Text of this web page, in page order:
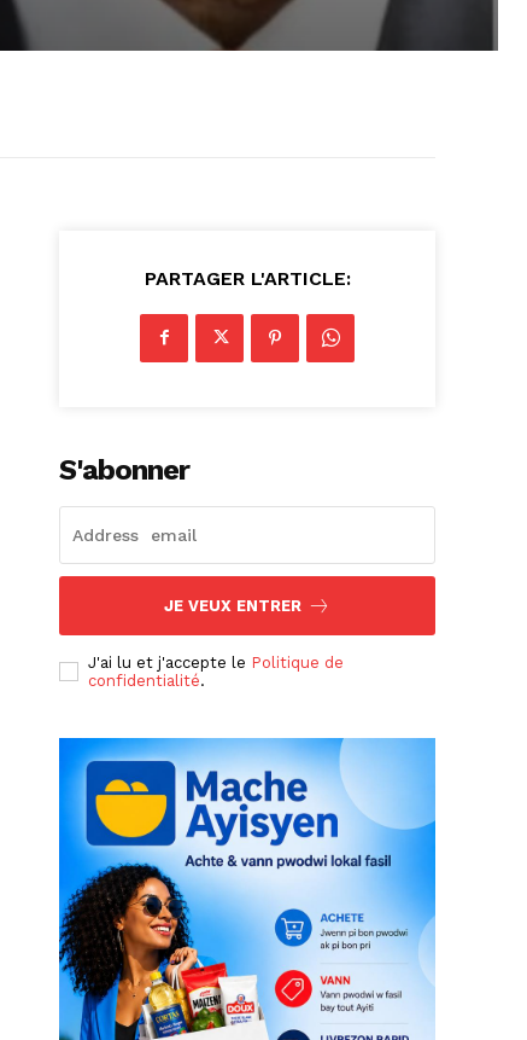
PARTAGER L'ARTICLE:
S'abonner
JE VEUX ENTRER
J'ai lu et j'accepte le Politique de
confidentialité.